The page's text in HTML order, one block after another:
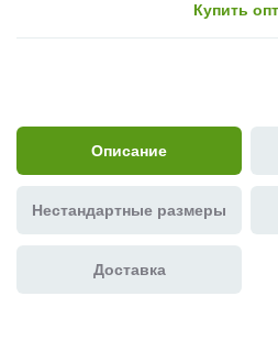
Купить
Описание
Нестандартные размеры
Доставка